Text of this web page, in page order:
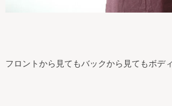
フロントから見てもバックから見てもボデ